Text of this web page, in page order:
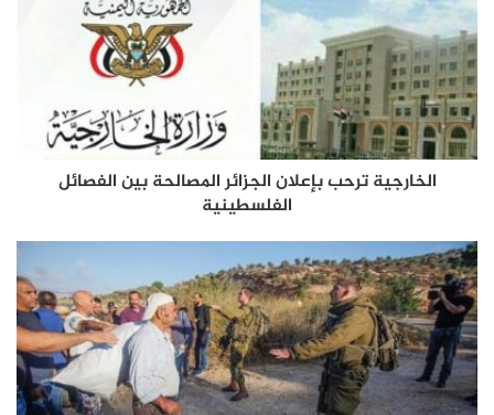
الخارجية ترحب بإعلان الجزائر المصالحة بين الفصائل
الفلسطينية